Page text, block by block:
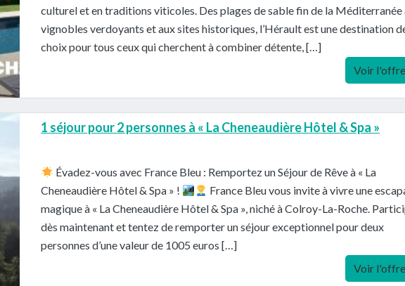
culturel et en traditions viticoles. Des plages de sable fin de la Méditerranée
vignobles verdoyants et aux sites historiques, l’Hérault est une destination
choix pour tous ceux qui cherchent à combiner détente, […]
Voir
1 séjour pour 2 personnes à « La Cheneaudière Hôtel & Spa »
Évadez-vous avec France Bleu : Remportez un Séjour de Rêve à « La
Cheneaudière Hôtel & Spa » !
France Bleu vous invite à vivre une
magique à « La Cheneaudière Hôtel & Spa », niché à Colroy-La-Roche.
dès maintenant et tentez de remporter un séjour exceptionnel pour deux
personnes d’une valeur de 1005 euros […]
Voir